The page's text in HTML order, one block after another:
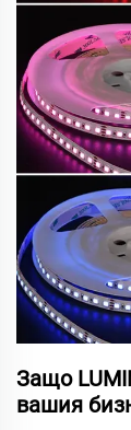
Защо
вашия